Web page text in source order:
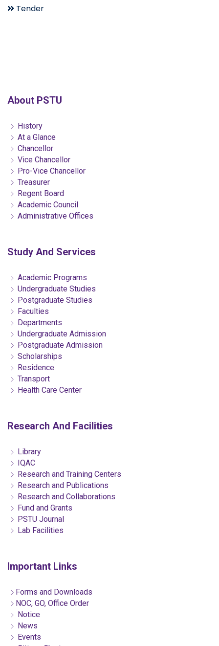
Tender
About PSTU
History
At a Glance
Chancellor
Vice Chancellor
Pro-Vice Chancellor
Treasurer
Regent Board
Academic Council
Administrative Offices
Study And Services
Academic Programs
Undergraduate Studies
Postgraduate Studies
Faculties
Departments
Undergraduate Admission
Postgraduate Admission
Scholarships
Residence
Transport
Health Care Center
Research And Facilities
Library
IQAC
Research and Training Centers
Research and Publications
Research and Collaborations
Fund and Grants
PSTU Journal
Lab Facilities
Important Links
Forms and Downloads
NOC, GO, Office Order
Notice
News
Events